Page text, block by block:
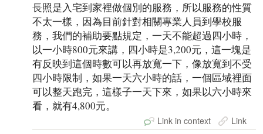
長照是入宅到家裡做個別的服務，所以服務的性質
不太一樣，因為目前針對相關專業人員到學校服
務，我們的補助要點規定，一天不能超過四小時，
以一小時800元來講，四小時是3,200元，這一塊是
有反映到這個時數可以再放寬一下，像放寬到不受
四小時限制，如果一天六小時的話，一個區域裡面
可以整天跑完，這樣子一天下來，如果以六小時來
看，就有4,800元。
Link in context Link